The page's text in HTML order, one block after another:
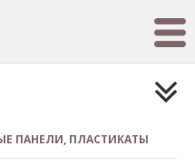
ПАНЕЛИ, ПЛАСТИКАТЫ